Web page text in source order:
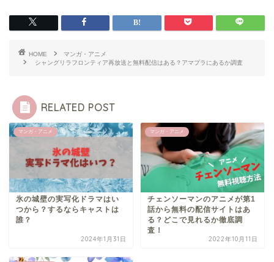
HOME
マンガ・アニメ
シャングリラフロンティア再放送と無料配信はある？アマプラにあるか調査
RELATED POST
マンガ・アニメ
氷の城壁の実写化ドラマはい
つから？するならキャストは
誰？
2024年1月31日
マンガ・アニメ
チェンソーマンのアニメが第1
話から無料の配信サイトはあ
る？どこで見れるか徹底調
査！
2022年10月11日